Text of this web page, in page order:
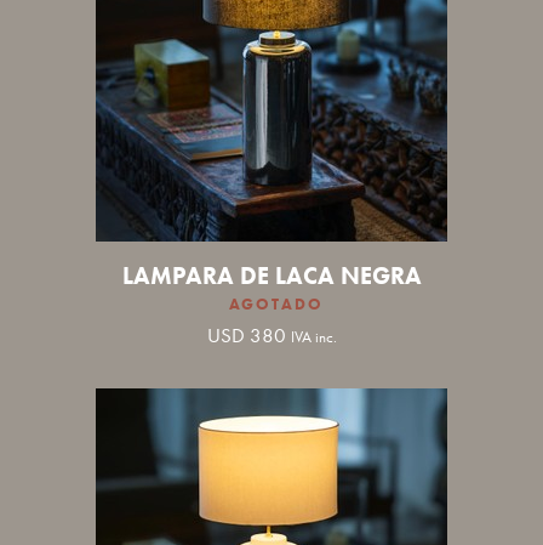
LAMPARA DE LACA NEGRA
USD 380 IVA inc.